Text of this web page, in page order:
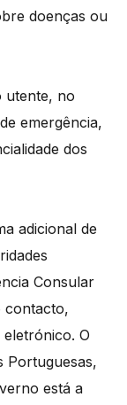
doenças ou
utente, no
emergência,
dos
adicional de
Consular
contacto,
O
Portuguesas,
está a